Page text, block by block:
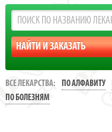
ВСЕ ЛЕКАРСТВА: ПО АЛФАВИТУ
ПО БОЛЕЗНЯМ